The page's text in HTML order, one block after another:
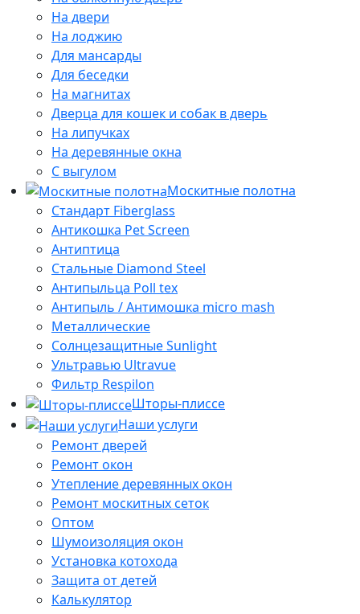
На двери
На лоджию
Для мансарды
Для беседки
На магнитах
Дверца для кошек и собак в дверь
На липучках
На деревянные окна
С выгулом
Москитные полотна
Стандарт Fiberglass
Антикошка Pet Screen
Антиптица
Стальные Diamond Steel
Антипыльца Poll tex
Антипыль / Антимошка micro mash
Металлические
Солнцезащитные Sunlight
Ультравью Ultravue
Фильтр Respilon
Шторы-плиссе
Наши услуги
Ремонт дверей
Ремонт окон
Утепление деревянных окон
Ремонт москитных сеток
Оптом
Шумоизоляция окон
Установка котохода
Защита от детей
Калькулятор